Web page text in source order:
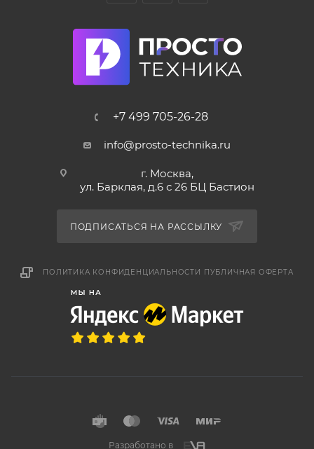
+7 499 705-26-28
info@prosto-technika.ru
г. Москва,
ул. Барклая, д.6 с 26 БЦ Бастион
ПОДПИСАТЬСЯ НА РАССЫЛКУ
ПОЛИТИКА КОНФИДЕНЦИАЛЬНОСТИ ПУБЛИЧНАЯ ОФЕРТА
Разработано в